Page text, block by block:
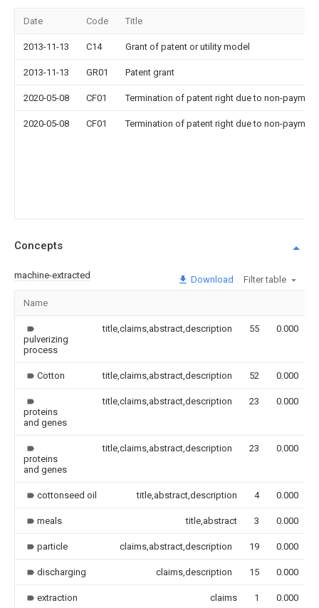
Date Code Title
2013-11-13 C14 Grant of patent or utility model
2013-11-13 GR01 Patent grant
2020-05-08 CF01 Termination of patent right due to non-
2020-05-08 CF01 Termination of patent right due to non-
Concepts
machine-extracted Download Filter table
Name
pulverizing
process
title,claims,abstract,description 55 0.000
Cotton title,claims,abstract,description 52 0.000
proteins
and genes
title,claims,abstract,description 23 0.000
proteins
and genes
title,claims,abstract,description 23 0.000
cottonseed oil title,abstract,description 4 0.000
meals title,abstract 3 0.000
particle claims,abstract,description 19 0.000
discharging claims,description 15 0.000
extraction claims 1 0.000